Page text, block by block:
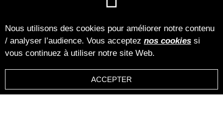
Nous utilisons des cookies pour améliorer notre contenu
/ analyser l’audience. Vous acceptez nos cookies si
vous continuez à utiliser notre site Web.
ACCEPTER